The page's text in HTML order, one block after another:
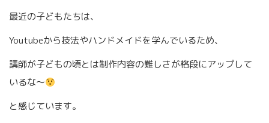
最近の子どもたちは、
Youtubeから技法やハンドメイドを学んでいるため、
講師が子どもの頃とは制作内容の難しさが格段にアップして
いるな〜
と感じています。